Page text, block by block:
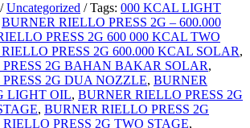
/ Uncategorized / Tags: 000 KCAL LIGHT
BURNER RIELLO PRESS 2G – 600.000
PRESS 2G 600 000 KCAL TWO
PRESS 2G 600.000 KCAL SOLAR,
2G BAHAN BAKAR SOLAR,
2G DUA NOZZLE, BURNER
LIGHT OIL, BURNER RIELLO PRESS 2G
, BURNER RIELLO PRESS 2G
PRESS 2G TWO STAGE,